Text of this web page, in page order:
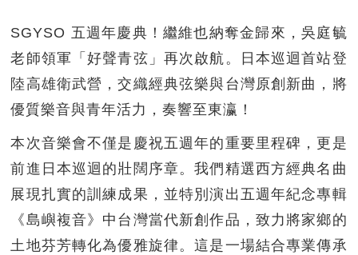
SGYSO 五週年慶典！繼維也納奪金歸來，吳庭毓
老師領軍「好聲青弦」再次啟航。日本巡迴首站登
陸高雄衛武營，交織經典弦樂與台灣原創新曲，將
優質樂音與青年活力，奏響至東瀛！
本次音樂會不僅是慶祝五週年的重要里程碑，更是
前進日本巡迴的壯闊序章。我們精選西方經典名曲
展現扎實的訓練成果，並特別演出五週年紀念專輯
《島嶼複音》中台灣當代新創作品，致力將家鄉的
土地芬芳轉化為優雅旋律。這是一場結合專業傳承